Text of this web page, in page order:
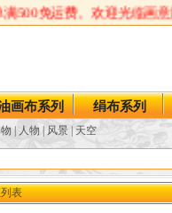
500免运费。欢迎光临画意
画布系列 绢布系列
人物 风景 天空
表